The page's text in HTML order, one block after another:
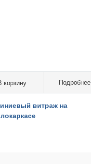
15 000 руб. за кв.м.
корзину Подробнее
витраж на